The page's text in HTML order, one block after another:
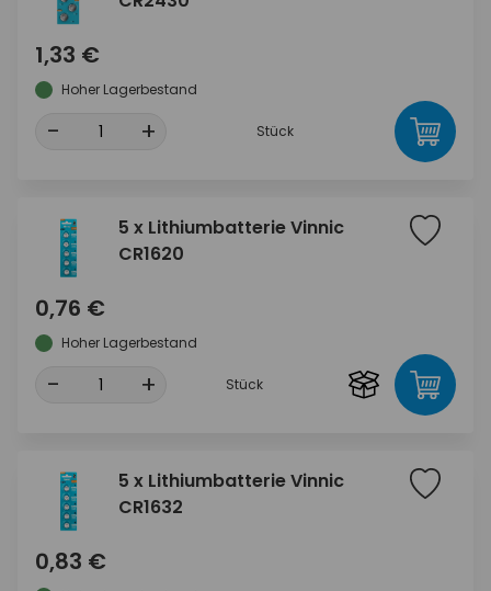
1,33 €
Hoher Lagerbestand
- + Stück
5 x Lithiumbatterie Vinnic
CR1620
0,76 €
Hoher Lagerbestand
- + Stück
5 x Lithiumbatterie Vinnic
CR1632
0,83 €